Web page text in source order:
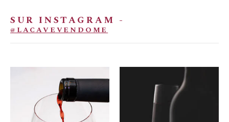
SUR INSTAGRAM -
@LACAVEVENDOME